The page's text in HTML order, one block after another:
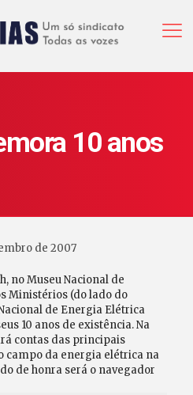
10 anos
de 2007
no Museu Nacional de
Ministérios (do lado do
de Energia Elétrica
10 anos de existência. Na
contas das principais
campo da energia elétrica na
de honra será o navegador